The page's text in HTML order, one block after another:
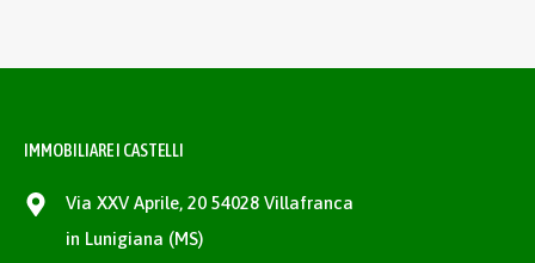
IMMOBILIARE I CASTELLI
Via XXV Aprile, 20 54028 Villafranca
in Lunigiana (MS)